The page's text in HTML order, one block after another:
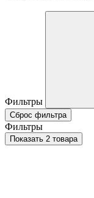
Фильтры
Сброс фильтра
Фильтры
Показать 2 товара